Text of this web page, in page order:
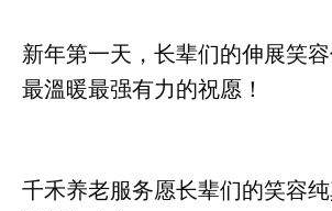
新年第一天，长辈们的伸展笑
最溫暖最强有力的祝愿！
千禾养老服务愿长辈们的笑容